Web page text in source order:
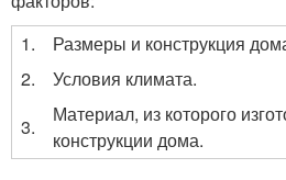
1.
Размеры и конструкция
2.
Условия климата.
3.
Материал, из которого
конструкции дома.